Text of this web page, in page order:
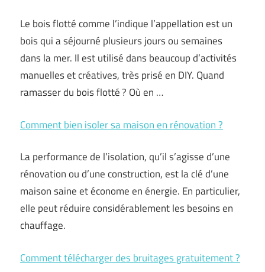
Le bois flotté comme l’indique l’appellation est un
bois qui a séjourné plusieurs jours ou semaines
dans la mer. Il est utilisé dans beaucoup d’activités
manuelles et créatives, très prisé en DIY. Quand
ramasser du bois flotté ? Où en …
Comment bien isoler sa maison en rénovation ?
La performance de l’isolation, qu’il s’agisse d’une
rénovation ou d’une construction, est la clé d’une
maison saine et économe en énergie. En particulier,
elle peut réduire considérablement les besoins en
chauffage.
Comment télécharger des bruitages gratuitement ?